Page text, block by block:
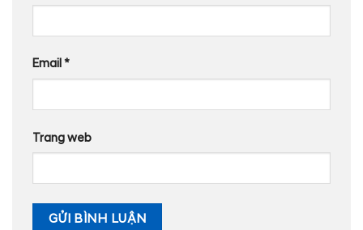
Email*
Trang web